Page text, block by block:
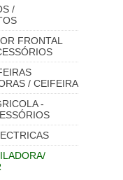
/
FRONTAL
/ CEIFEIRA
-